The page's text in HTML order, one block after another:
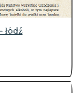
łódź